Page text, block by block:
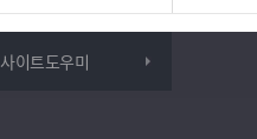
사이트도우미